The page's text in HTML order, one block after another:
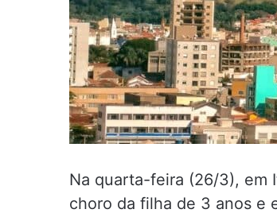
Na quarta-feira (26/3), em
choro da filha de 3 anos e